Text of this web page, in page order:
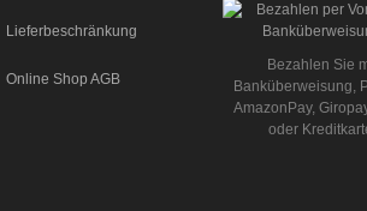
Lieferbeschränkung
Online Shop AGB
Bezahlen Sie
Banküberweisung,
AmazonPay,
oder